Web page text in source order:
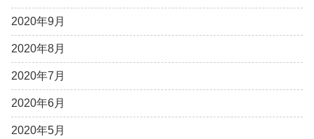
2020年9月
2020年8月
2020年7月
2020年6月
2020年5月